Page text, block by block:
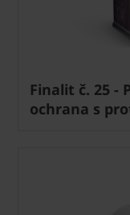
Finalit č. 25 -
ochrana s